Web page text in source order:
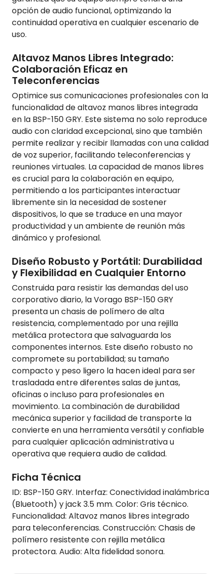
opción de audio funcional, optimizando la
continuidad operativa en cualquier escenario de
uso.
Altavoz Manos Libres Integrado:
Colaboración Eficaz en
Teleconferencias
Optimice sus comunicaciones profesionales con la
funcionalidad de altavoz manos libres integrada
en la BSP-150 GRY. Este sistema no solo reproduce
audio con claridad excepcional, sino que también
permite realizar y recibir llamadas con una calidad
de voz superior, facilitando teleconferencias y
reuniones virtuales. La capacidad de manos libres
es crucial para la colaboración en equipo,
permitiendo a los participantes interactuar
libremente sin la necesidad de sostener
dispositivos, lo que se traduce en una mayor
productividad y un ambiente de reunión más
dinámico y profesional.
Diseño Robusto y Portátil: Durabilidad
y Flexibilidad en Cualquier Entorno
Construida para resistir las demandas del uso
corporativo diario, la Vorago BSP-150 GRY
presenta un chasis de polímero de alta
resistencia, complementado por una rejilla
metálica protectora que salvaguarda los
componentes internos. Este diseño robusto no
compromete su portabilidad; su tamaño
compacto y peso ligero la hacen ideal para ser
trasladada entre diferentes salas de juntas,
oficinas o incluso para profesionales en
movimiento. La combinación de durabilidad
mecánica superior y facilidad de transporte la
convierte en una herramienta versátil y confiable
para cualquier aplicación administrativa u
operativa que requiera audio de calidad.
Ficha Técnica
ID: BSP-150 GRY. Interfaz: Conectividad inalámbrica
(Bluetooth) y jack 3.5 mm. Color: Gris técnico.
Funcionalidad: Altavoz manos libres integrado
para teleconferencias. Construcción: Chasis de
polímero resistente con rejilla metálica
protectora. Audio: Alta fidelidad sonora.